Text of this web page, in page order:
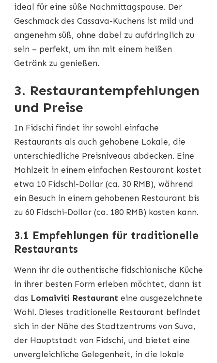
ideal für eine süße Nachmittagspause. Der
Geschmack des Cassava-Kuchens ist mild und
angenehm süß, ohne dabei zu aufdringlich zu
sein – perfekt, um ihn mit einem heißen
Getränk zu genießen.
3. Restaurantempfehlungen
und Preise
In Fidschi findet ihr sowohl einfache
Restaurants als auch gehobene Lokale, die
unterschiedliche Preisniveaus abdecken. Eine
Mahlzeit in einem einfachen Restaurant kostet
etwa 10 Fidschi-Dollar (ca. 30 RMB), während
ein Besuch in einem gehobenen Restaurant bis
zu 60 Fidschi-Dollar (ca. 180 RMB) kosten kann.
3.1 Empfehlungen für traditionelle
Restaurants
Wenn ihr die authentische fidschianische Küche
in ihrer besten Form erleben möchtet, dann ist
das Lomaiviti Restaurant eine ausgezeichnete
Wahl. Dieses traditionelle Restaurant befindet
sich in der Nähe des Stadtzentrums von Suva,
der Hauptstadt von Fidschi, und bietet eine
unvergleichliche Gelegenheit, in die lokale